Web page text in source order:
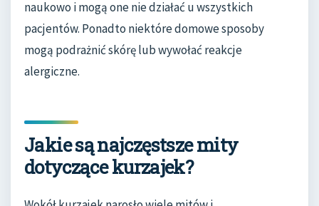
naukowo i mogą one nie działać u wszystkich
pacjentów. Ponadto niektóre domowe sposoby
mogą podrażnić skórę lub wywołać reakcje
alergiczne.
Jakie są najczęstsze mity
dotyczące kurzajek?